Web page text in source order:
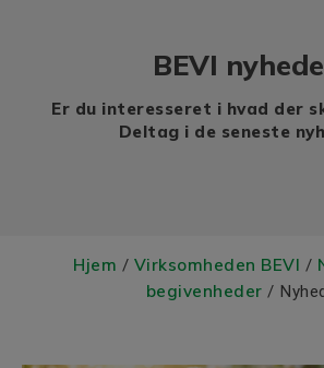
Choose language
BEVI
Er du interesseret i hvad der
Deltag i de seneste
Hjem / Virksomheden BEVI /
begivenheder /